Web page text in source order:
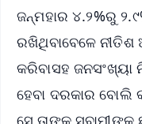
ଜନ୍ମହାର ୪.୨%ରୁ
ରଖିଥିବାବେଳେ
କରିବାସହ
ହେବା ଦରକାର ବୋଲି
ସେ ତାଙ୍କ